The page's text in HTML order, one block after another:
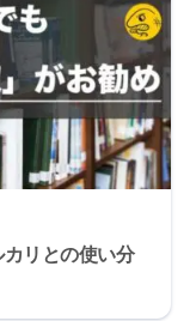
リとの使い分